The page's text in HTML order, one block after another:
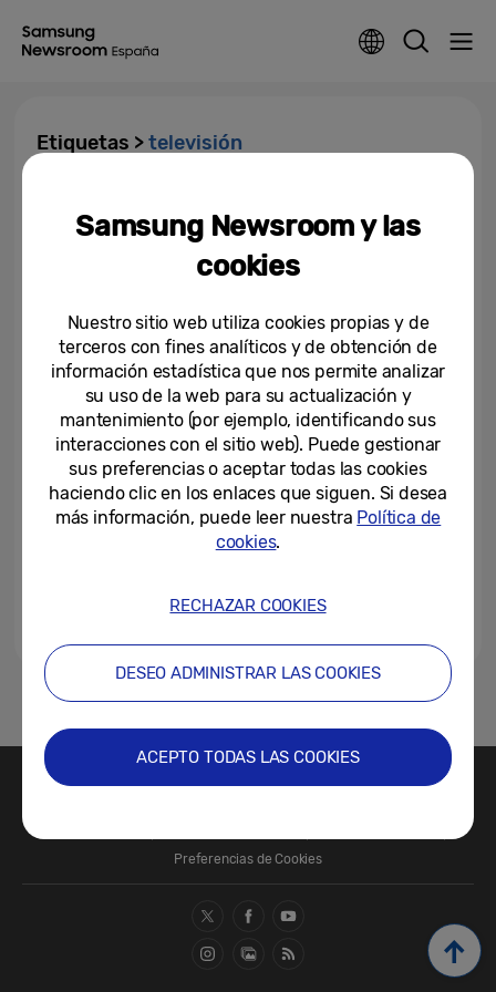
Etiquetas >televisión
ofrecerán el Real Madrid vs FC
Barcelona con calidad UHD
Samsung y Portrait Displays
anuncian en el congreso 4K
Summit de Málaga que la...
08-11-2017
1 2
Términos de Uso
Preferencias de Cookies
Samsung Newsroom y las
cookies
Nuestro sitio web utiliza cookies propias y de
terceros con fines analíticos y de obtención de
información estadística que nos permite analizar
su uso de la web para su actualización y
mantenimiento (por ejemplo, identificando sus
interacciones con el sitio web). Puede gestionar
sus preferencias o aceptar todas las cookies
haciendo clic en los enlaces que siguen. Si desea
más información, puede leer nuestra Política de
cookies.
RECHAZAR COOKIES
DESEO ADMINISTRAR LAS COOKIES
ACEPTO TODAS LAS COOKIES